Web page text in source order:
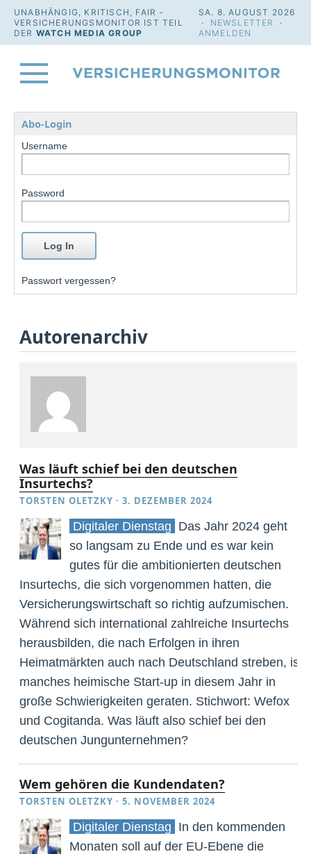
UNABHÄNGIG, KRITISCH, FAIR -
VERSICHERUNGSMONITOR IST TEIL
DER WATCH MEDIA GROUP
SA. 8. AUGUST 2026
· NEWSLETTER
·
ANMELDEN
Abo-Login
Username
Password
Passwort vergessen?
Autorenarchiv
Was läuft schief bei den deutschen
Insurtechs?
TORSTEN OLETZKY ·3. DEZEMBER 2024
Digitaler Dienstag Das Jahr 2024 geht
so langsam zu Ende und es war kein
gutes für die ambitionierten deutschen
Insurtechs, die sich vorgenommen hatten, die
Versicherungswirtschaft so richtig aufzumischen.
Während sich international zahlreiche Insurtechs
herausbilden, die nach Erfolgen in ihren
Heimatmärkten auch nach Deutschland streben, ist
manches heimische Start-up in diesem Jahr in
große Schwierigkeiten geraten. Stichwort: Wefox
und Cogitanda. Was läuft also schief bei den
deutschen Jungunternehmen?
Wem gehören die Kundendaten?
TORSTEN OLETZKY ·5. NOVEMBER 2024
Digitaler Dienstag In den kommenden
Monaten soll auf der EU-Ebene die